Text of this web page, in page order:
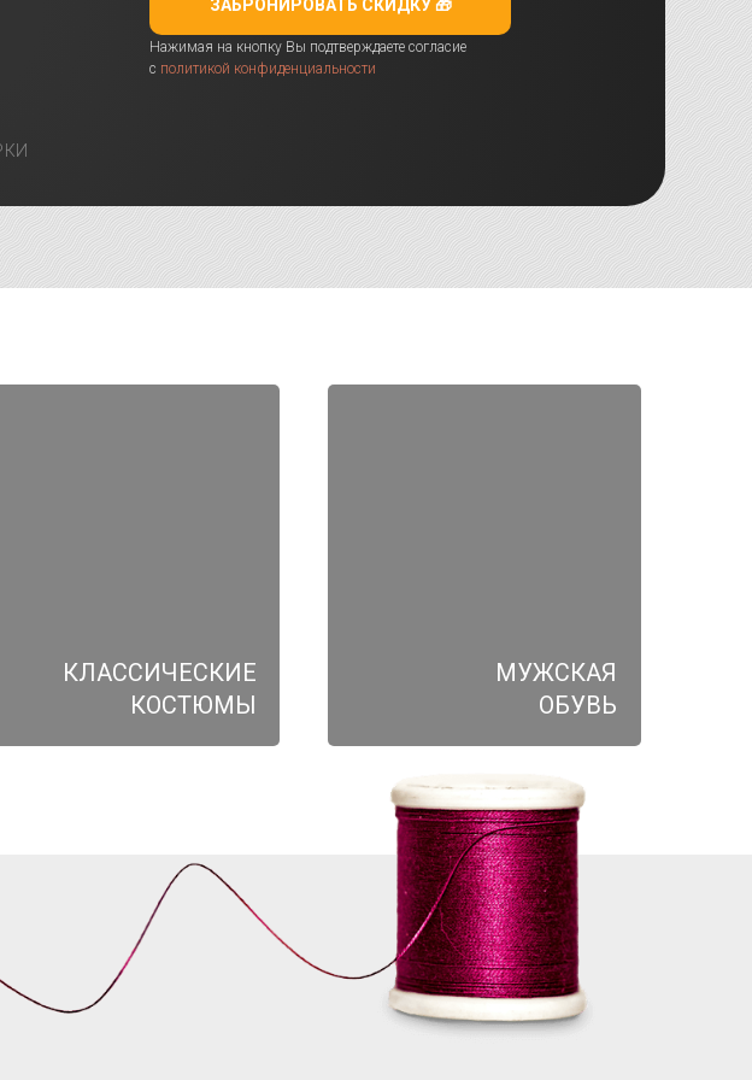
ЗАБРОНИРОВАТЬ СКИДКУ 🎁
Нажимая на кнопку Вы подтверждаете согласие
с политикой конфиденциальности
КЛАССИЧЕСКИЕ
КОСТЮМЫ
МУЖСКАЯ
ОБУВЬ